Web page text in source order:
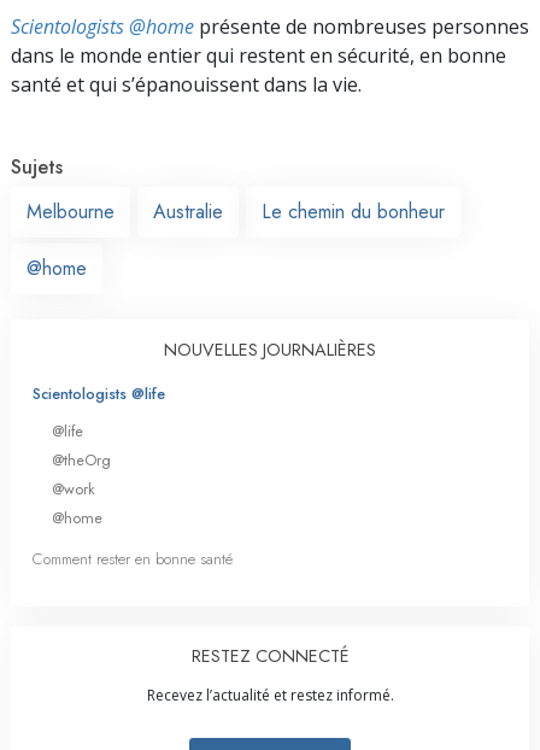
Scientologists @home présente de nombreuses personnes
dans le monde entier qui restent en sécurité, en bonne
santé et qui s’épanouissent dans la vie.
Sujets
Melbourne
Australie Le chemin du bonheur
@home
NOUVELLES JOURNALIÈRES
Scientologists @life
@life
@theOrg
@work
@home
Comment rester en bonne santé
RESTEZ CONNECTÉ
Recevez l’actualité et restez informé.